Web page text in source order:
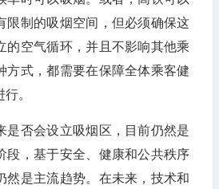
限制的吸烟空间，但必须确保这
的空气循环，并且不影响其他乘
方式，都需要在保障全体乘客健
。
是否会设立吸烟区，目前仍然是
段，基于安全、健康和公共秩序
然是主流趋势。在未来，技术和